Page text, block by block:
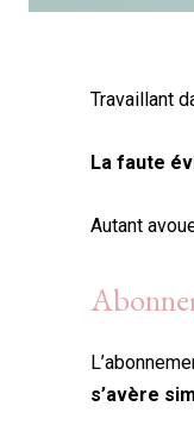
Travaillant
La faute
Autant
s’avère